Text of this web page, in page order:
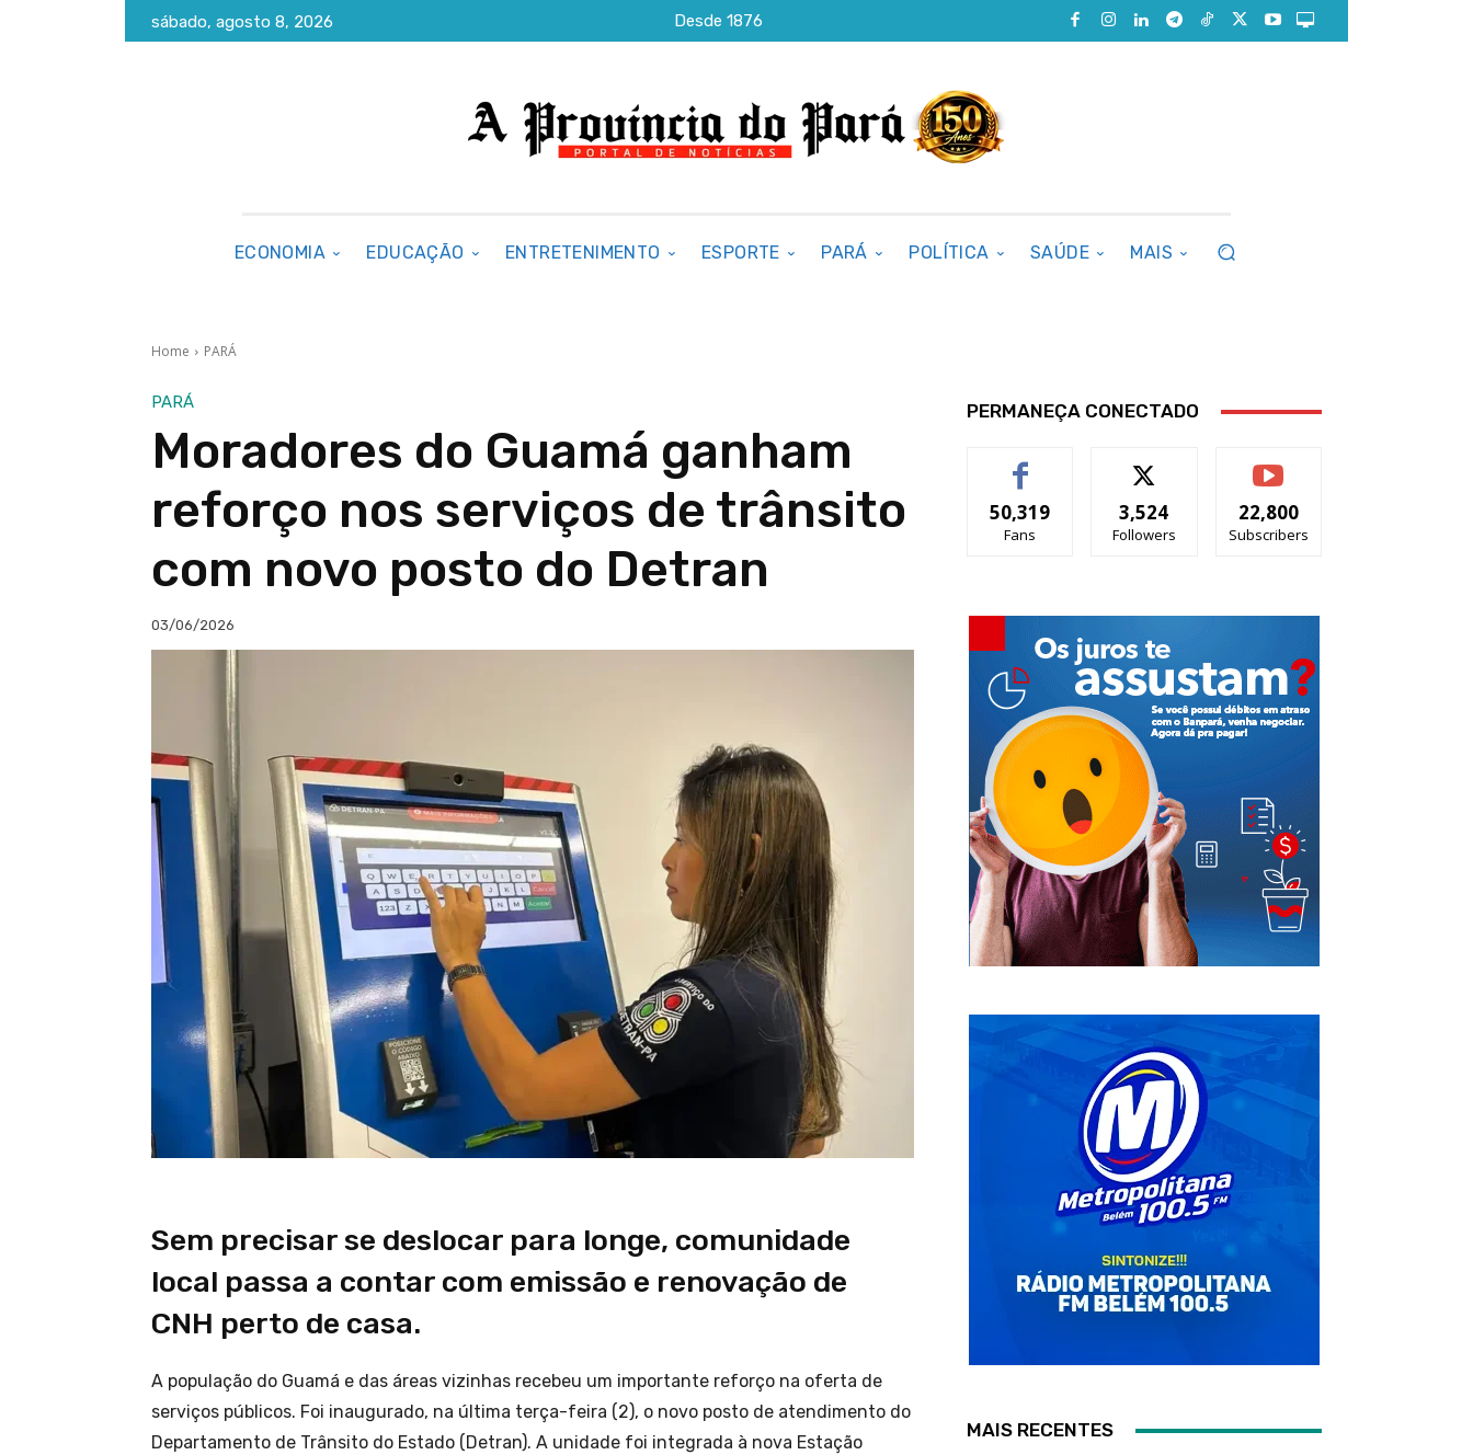
sábado, agosto 8, 2026 Desde 1876
ECONOMIA EDUCAÇÃO ENTRETENIMENTO ESPORTE PARÁ POLÍTICA SAÚDE MAIS
Home PARÁ
PARÁ
Moradores do Guamá ganham
reforço nos serviços de trânsito
com novo posto do Detran
03/06/2026
Sem precisar se deslocar para longe, comunidade
local passa a contar com emissão e renovação de
CNH perto de casa.
A população do Guamá e das áreas vizinhas recebeu um importante reforço na oferta de
serviços públicos. Foi inaugurado, na última terça-feira (2), o novo posto de atendimento do
Departamento de Trânsito do Estado (Detran). A unidade foi integrada à nova Estação
PERMANEÇA CONECTADO
50,319
Fans
3,524
Followers
22,800
Subscribers
MAIS RECENTES